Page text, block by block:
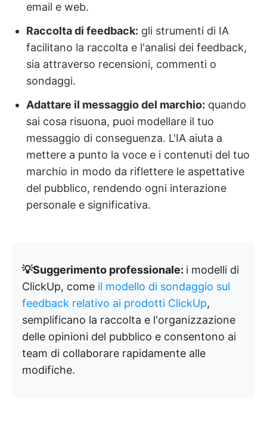
email e web.
Raccolta di feedback: gli strumenti di IA
facilitano la raccolta e l'analisi dei feedback,
sia attraverso recensioni, commenti o
sondaggi.
Adattare il messaggio del marchio: quando
sai cosa risuona, puoi modellare il tuo
messaggio di conseguenza. L'IA aiuta a
mettere a punto la voce e i contenuti del tuo
marchio in modo da riflettere le aspettative
del pubblico, rendendo ogni interazione
personale e significativa.
💡Suggerimento professionale: i modelli di
ClickUp, come il modello di sondaggio sul
feedback relativo ai prodotti ClickUp,
semplificano la raccolta e l'organizzazione
delle opinioni del pubblico e consentono ai
team di collaborare rapidamente alle
modifiche.